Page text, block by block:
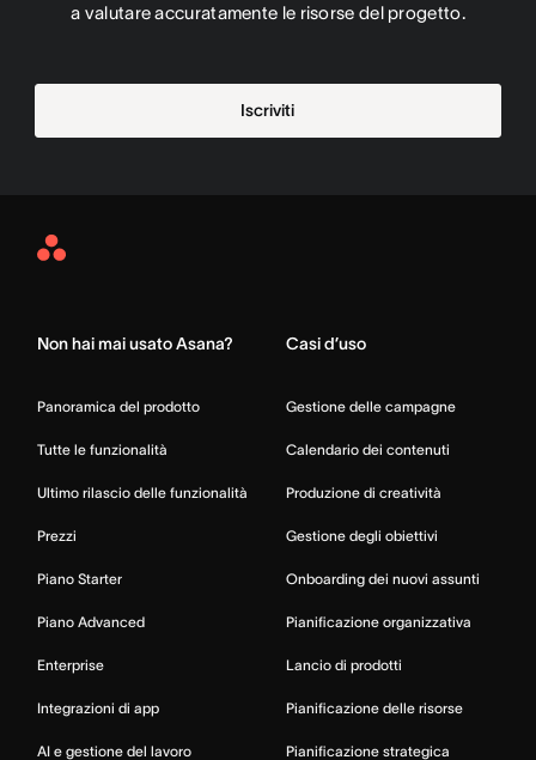
a valutare accuratamente le risorse del progetto.
Iscriviti
Asana
Non hai mai usato Asana?
Panoramica del prodotto
Tutte le funzionalità
Ultimo rilascio delle funzionalità
Prezzi
Piano Starter
Piano Advanced
Enterprise
Integrazioni di app
AI e gestione del lavoro
Casi d’uso
Gestione delle campagne
Calendario dei contenuti
Produzione di creatività
Gestione degli obiettivi
Onboarding dei nuovi assunti
Pianificazione organizzativa
Lancio di prodotti
Pianificazione delle risorse
Pianificazione strategica